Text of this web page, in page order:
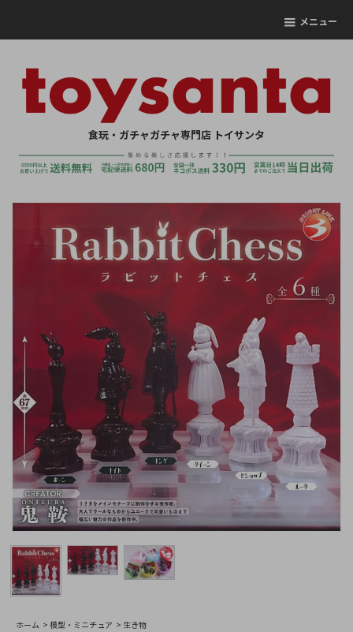
メニュー
食玩・ガチャガチャ専門店 トイサンタ
ホーム > 模型・ミニチュア > 生き物